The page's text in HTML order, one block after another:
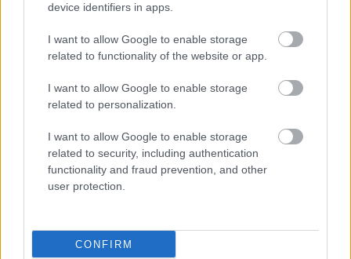
device identifiers in apps.
I want to allow Google to enable storage
related to functionality of the website or app.
I want to allow Google to enable storage
related to personalization.
I want to allow Google to enable storage
related to security, including authentication
functionality and fraud prevention, and other
user protection.
CONFIRM
A valódi öröm nem mindig hasznos, látványos vagy
megtervezett. Néha egy spontán program, egy régi
hobbi vagy egy jó nevetés segít visszatalálni a fun
faktorhoz.